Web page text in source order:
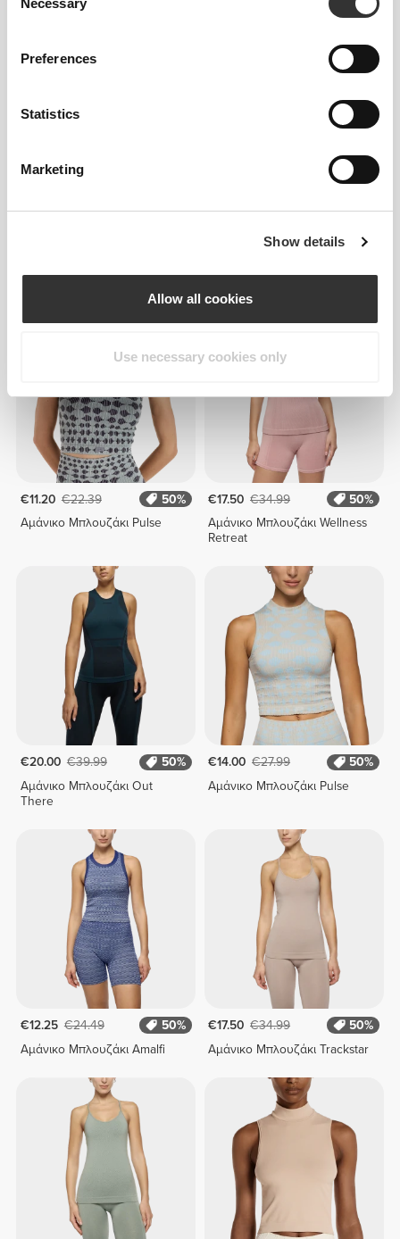
Selection
Preferences
Statistics
Marketing
Show details
Allow all cookies
Use necessary cookies only
Αμάνικο Μπλουζάκι SoulSkin Αμάνικο Μπλουζάκι SoulSkin
Athleisure W
Mind
€11.20 €22.39
50%
Αμάνικο Μπλουζάκι Pulse
€17.50 €34.99
50%
Αμάνικο Μπλουζάκι Wellness
Retreat
€20.00 €39.99
50%
Αμάνικο Μπλουζάκι Out
There
€14.00 €27.99
50%
Αμάνικο Μπλουζάκι Pulse
€12.25 €24.49
50%
Αμάνικο Μπλουζάκι Amalfi
€17.50 €34.99
50%
Αμάνικο Μπλουζάκι Trackstar